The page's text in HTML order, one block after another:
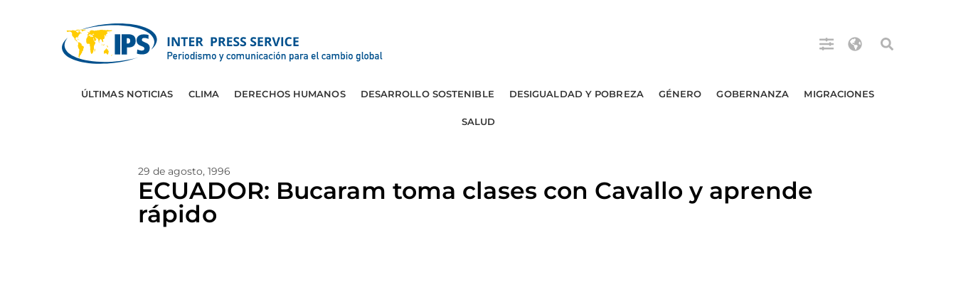
ÚLTIMAS NOTICIAS CLIMA DERECHOS HUMANOS DESARROLLO SOSTENIBLE DESIGUALDAD Y POBREZA GÉNERO GOBERNANZA MIGRACIONES
SALUD
29 de agosto, 1996
ECUADOR: Bucaram toma clases con Cavallo y aprende
rápido